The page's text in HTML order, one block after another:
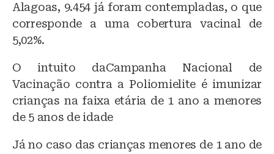
Alagoas, 9.454 já foram contempladas, o que
corresponde a uma cobertura vacinal de
5,02%.
O intuito daCampanha Nacional de
Vacinação contra a Poliomielite é imunizar
crianças na faixa etária de 1 ano a menores
de 5 anos de idade
Já no caso das crianças menores de 1 ano de